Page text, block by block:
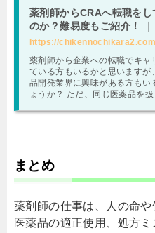
薬剤師からCRAへ転職をし
のか？難易度もご紹介！
https://
薬剤師から企業への転職でキャ
ている方もいるかと思いますが
品開発業界に興味がある方もい
ょうか？ ただ、同じ医薬品を扱うにしても医薬品
面や労働環境なども気になると
まとめ
薬剤師の仕事は、人の命や
医薬品の適正使用、処方